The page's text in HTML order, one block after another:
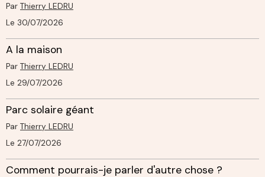
Par Thierry LEDRU
Le 30/07/2026
A la maison
Par Thierry LEDRU
Le 29/07/2026
Parc solaire géant
Par Thierry LEDRU
Le 27/07/2026
Comment pourrais-je parler d'autre chose ?